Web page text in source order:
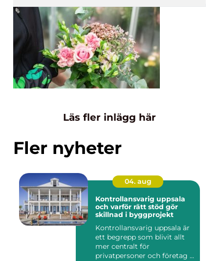
Läs fler inlägg här
Fler nyheter
04. aug
Kontrollansvarig uppsala
och varför rätt stöd gör
skillnad i byggprojekt
Kontrollansvarig uppsala är
ett begrepp som blivit allt
mer centralt för
privatpersoner och företag ...